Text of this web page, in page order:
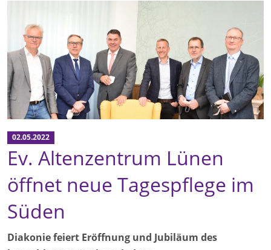
02.05.2022
Ev. Altenzentrum Lünen
öffnet neue Tagespflege im
Süden
Diakonie feiert Eröffnung und Jubiläum des